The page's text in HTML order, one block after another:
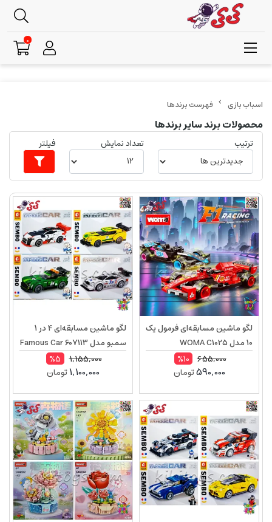
فهرست برندها
محصولات برند سایر برندها
ترتیب تعداد نمایش فیلتر
لگو ماشین مسابقه‌ای فرمول یک
10 مدل WOMA C1025
655,000
%10
590,000تومان
لگو ماشین مسابقه‌ای 4 در 1
سمبو مدل Famous Car 607113
1,155,000
%5
1,100,000تومان
0